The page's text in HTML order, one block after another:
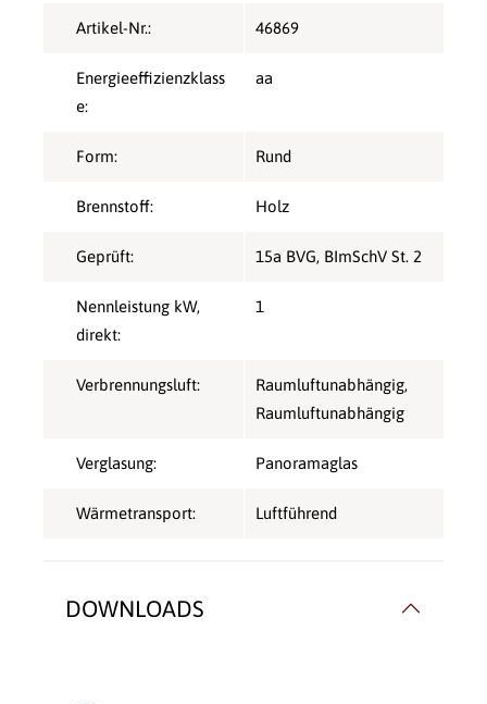
Artikel-Nr.: 46869
Energieeffizienzklass
e:
aa
Form: Rund
Brennstoff: Holz
Geprüft: 15a BVG, BImSchV St. 2
Nennleistung kW,
direkt:
1
Verbrennungsluft: Raumluftunabhängig,
Raumluftunabhängig
Verglasung: Panoramaglas
Wärmetransport: Luftführend
DOWNLOADS